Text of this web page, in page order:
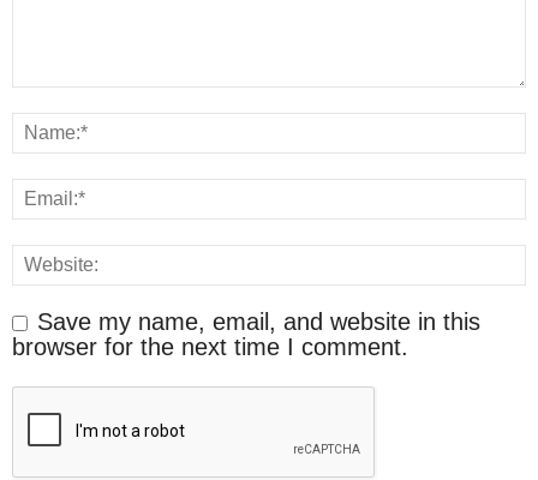
Save my name, email, and website in this
browser for the next time I comment.